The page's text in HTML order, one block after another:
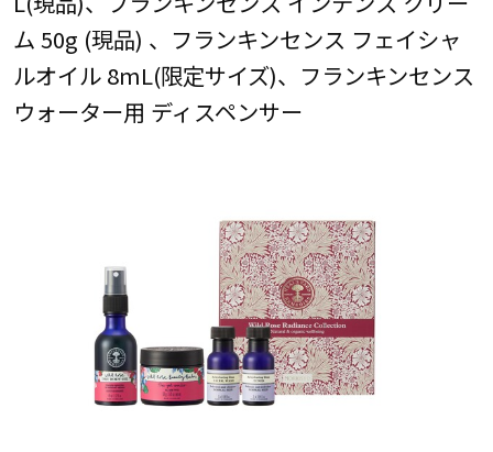
ム 50g (現品) 、フランキンセンス フェイシャ
ルオイル 8mL(限定サイズ)、フランキンセンス
ウォーター用 ディスペンサー